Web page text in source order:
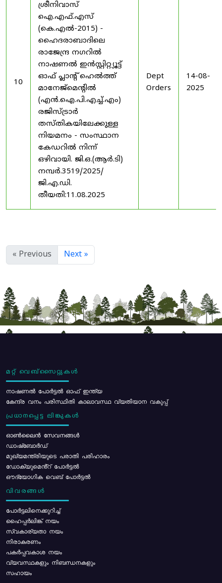
10
ശ്രീനിവാസ്
ഐ.എഫ്.എസ്
(കെ.എൽ-2015) -
ഹൈദരാബാദിലെ
രാജേന്ദ്ര നഗറിൽ
നാഷണൽ ഇൻസ്റ്റിറ്റ്യൂട്ട്
ഓഫ് പ്ലാന്റ് ഹെൽത്ത്
മാനേജ്‌മെന്റിൽ
(എൻ.ഐ.പി.എച്ച്.എം)
രജിസ്ട്രാർ
തസ്തികയിലേക്കുള്ള
നിയമനം - സംസ്ഥാന
കേഡറിൽ നിന്ന്
ഒഴിവായി. ജി.ഒ.(ആർ.ടി)
നമ്പർ.3519/2025/
ജി.എ.ഡി.
തീയതി:11.08.2025
Dept
Orders
14-08-
2025
« Previous Next »
മറ്റ് വെബ്സൈറ്റുകൾ
നാഷണൽ പോർട്ടൽ ഓഫ് ഇന്ത്യ
കേന്ദ്ര വനം പരിസ്ഥിതി കാലാവസ്ഥ വ്യതിയാന വകുപ്പ്
പ്രധാനപ്പെട്ട ലിങ്കുകൾ
ഓൺലൈൻ സേവനങ്ങൾ
ഡാഷ്ബോർഡ്
മുഖ്യമന്ത്രിയുടെ പരാതി പരിഹാരം
ഡോക്യുമെൻ്റ് പോർട്ടൽ
ഔദ്യോഗിക വെബ് പോർട്ടൽ
വിവരങ്ങൾ
പോര്‍ട്ടലിനെക്കുറിച്ച്
ഹൈപ്പർലിങ്ക് നയം
സ്വകാര്യതാ നയം
നിരാകരണം
പകർപ്പവകാശ നയം
വ്യവസ്ഥകളും നിബന്ധനകളും
സഹായം